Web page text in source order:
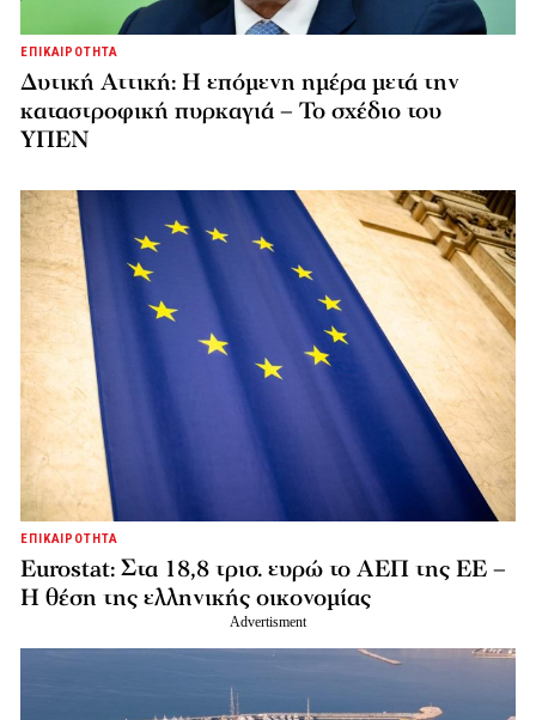
ΕΠΙΚΑΙΡΟΤΗΤΑ
Δυτική Αττική: Η επόμενη ημέρα μετά την
καταστροφική πυρκαγιά – Το σχέδιο του
ΥΠΕΝ
ΕΠΙΚΑΙΡΟΤΗΤΑ
Eurostat: Στα 18,8 τρισ. ευρώ το ΑΕΠ της ΕΕ –
Η θέση της ελληνικής οικονομίας